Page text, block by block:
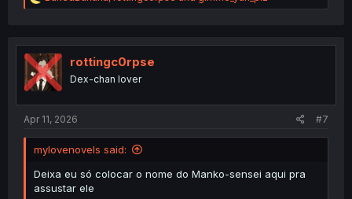
e
t
i
o
n
rottingc0rpse
Dex-chan lover
Apr 11, 2026 #7
mylovenovels said:
Deixa eu só colocar o nome do Manko-sensei aqui pra
assustar ele